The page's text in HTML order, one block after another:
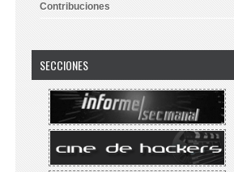
Contribuciones
SECCIONES